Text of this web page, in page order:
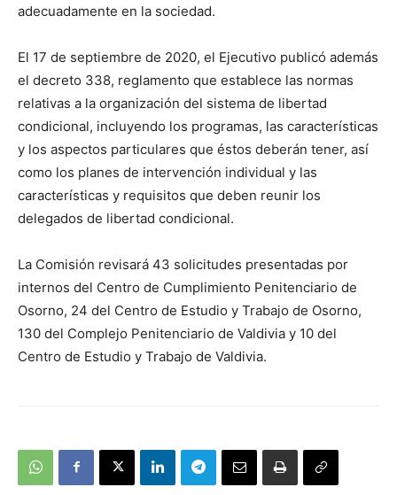
adecuadamente en la sociedad.
El 17 de septiembre de 2020, el Ejecutivo publicó además
el decreto 338, reglamento que establece las normas
relativas a la organización del sistema de libertad
condicional, incluyendo los programas, las características
y los aspectos particulares que éstos deberán tener, así
como los planes de intervención individual y las
características y requisitos que deben reunir los
delegados de libertad condicional.
La Comisión revisará 43 solicitudes presentadas por
internos del Centro de Cumplimiento Penitenciario de
Osorno, 24 del Centro de Estudio y Trabajo de Osorno,
130 del Complejo Penitenciario de Valdivia y 10 del
Centro de Estudio y Trabajo de Valdivia.